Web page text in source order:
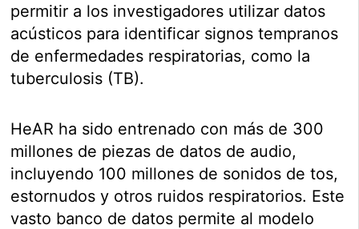
permitir a los investigadores utilizar datos
acústicos para identificar signos tempranos
de enfermedades respiratorias, como la
tuberculosis (TB).
HeAR ha sido entrenado con más de 300
millones de piezas de datos de audio,
incluyendo 100 millones de sonidos de tos,
estornudos y otros ruidos respiratorios. Este
vasto banco de datos permite al modelo